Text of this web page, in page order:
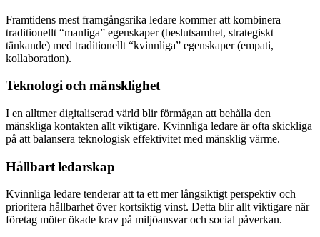
Framtidens mest framgångsrika ledare kommer att kombinera
traditionellt “manliga” egenskaper (beslutsamhet, strategiskt
tänkande) med traditionellt “kvinnliga” egenskaper (empati,
kollaboration).
Teknologi och mänsklighet
I en alltmer digitaliserad värld blir förmågan att behålla den
mänskliga kontakten allt viktigare. Kvinnliga ledare är ofta skickliga
på att balansera teknologisk effektivitet med mänsklig värme.
Hållbart ledarskap
Kvinnliga ledare tenderar att ta ett mer långsiktigt perspektiv och
prioritera hållbarhet över kortsiktig vinst. Detta blir allt viktigare när
företag möter ökade krav på miljöansvar och social påverkan.